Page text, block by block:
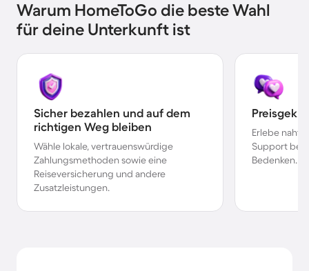
Warum HomeToGo die beste Wahl
für deine Unterkunft ist
Sicher bezahlen und auf dem
richtigen Weg bleiben
Wähle lokale, vertrauenswürdige
Zahlungsmethoden sowie eine
Reiseversicherung und andere
Zusatzleistungen.
Erlebe
Support bei
Bedenken.